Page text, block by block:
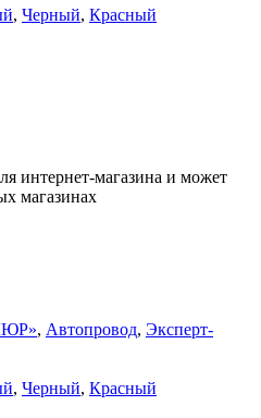
, Черный, Красный
интернет-магазина и может
магазинах
, Автопровод, Эксперт-
, Черный, Красный